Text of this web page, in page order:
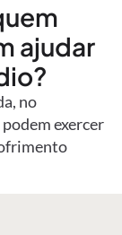
ajudar
no
exercer